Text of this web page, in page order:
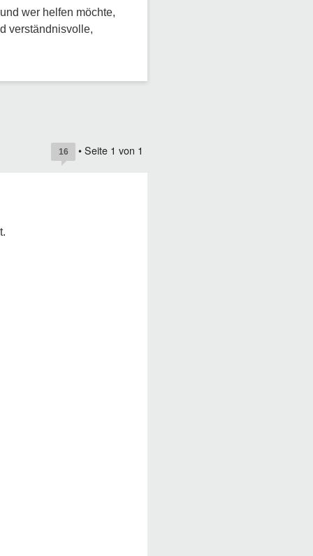
wer helfen möchte,
verständnisvolle,
16 • Seite 1 von 1